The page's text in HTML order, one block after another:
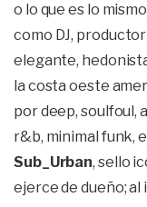
o lo que es lo
como DJ,
elegante,
la costa oeste
por deep, soulfoul,
r&b, minimal funk,
Sub_Urban, sello
ejerce de dueño; al